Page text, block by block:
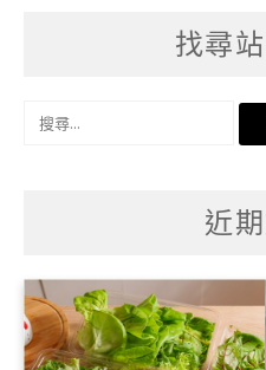
找尋
近